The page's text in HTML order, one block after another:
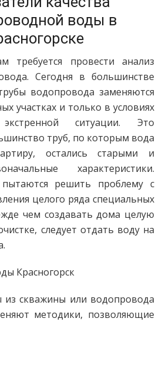
воды в
требуется провести анализ
Сегодня в большинстве
водопровода заменяются
участках и только в условиях
экстренной ситуации. Это
труб, по которым вода
остались старыми и
характеристики.
решить проблему с
целого ряда специальных
чем создавать дома целую
следует отдать воду на
из скважины или водопровода
методики, позволяющие